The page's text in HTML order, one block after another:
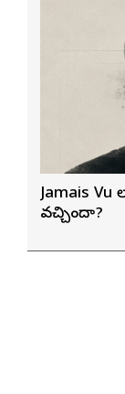
Jamais
వచ్చిందా?